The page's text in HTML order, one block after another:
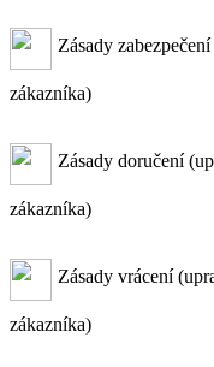
Zásady
zákazníka)
Zásady doručení
zákazníka)
Zásady vrácení
zákazníka)